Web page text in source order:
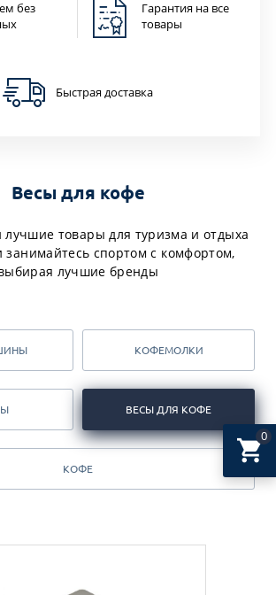
0
без
Гарантия на все
товары
Быстрая доставка
Весы для кофе
товары для туризма и отдыха
занимайтесь спортом с комфортом,
лучшие бренды
КОФЕМОЛКИ
ВЕСЫ ДЛЯ КОФЕ
КОФЕ